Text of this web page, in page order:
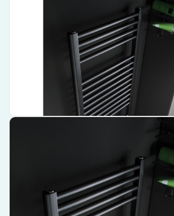
Hoogwaardige handdoekradiator van een
Stijlvol wit design dat bij elk interieur past
Groot formaat voor optimale warmteafgifte
Bekijk product
Instamat Rondo Lux Handdoekradiator –
Hoge warmteafgifte en stijlvol design.
Perfect voor grote badkamers.
Strakke zwarte afwerking voor een moderne
€ 863,90